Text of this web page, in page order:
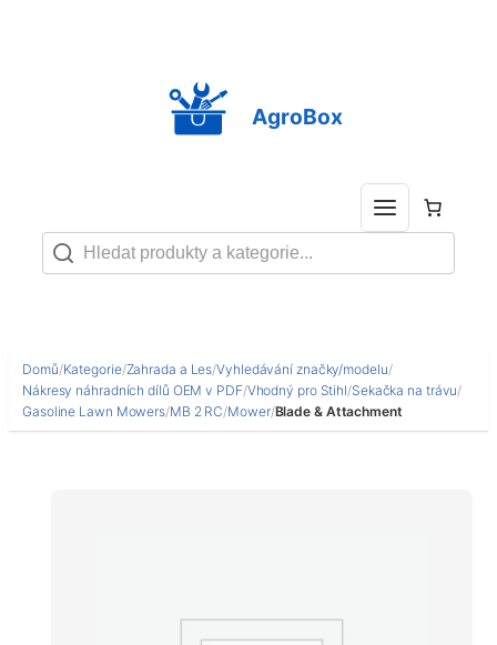
AgroBox
Domů/Kategorie/Zahrada a Les/Vyhledávání značky/modelu/
Nákresy náhradních dílů OEM v PDF/Vhodný pro Stihl/Sekačka na trávu/
Gasoline Lawn Mowers/MB 2 RC/Mower/Blade & Attachment